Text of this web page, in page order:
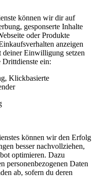
können wir dir auf
gesponserte Inhalte
oder Produkte
anzeigen
deiner Einwilligung setzen
Drittdienste ein:
Klickbasierte
können wir den Erfolg
besser nachvollziehen,
optimieren. Dazu
personenbezogenen Daten
ab, sofern du deren